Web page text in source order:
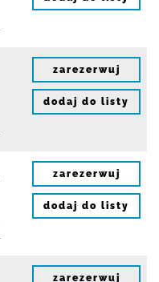
zarezerwuj
dodaj do listy
zarezerwuj
dodaj do listy
zarezerwuj